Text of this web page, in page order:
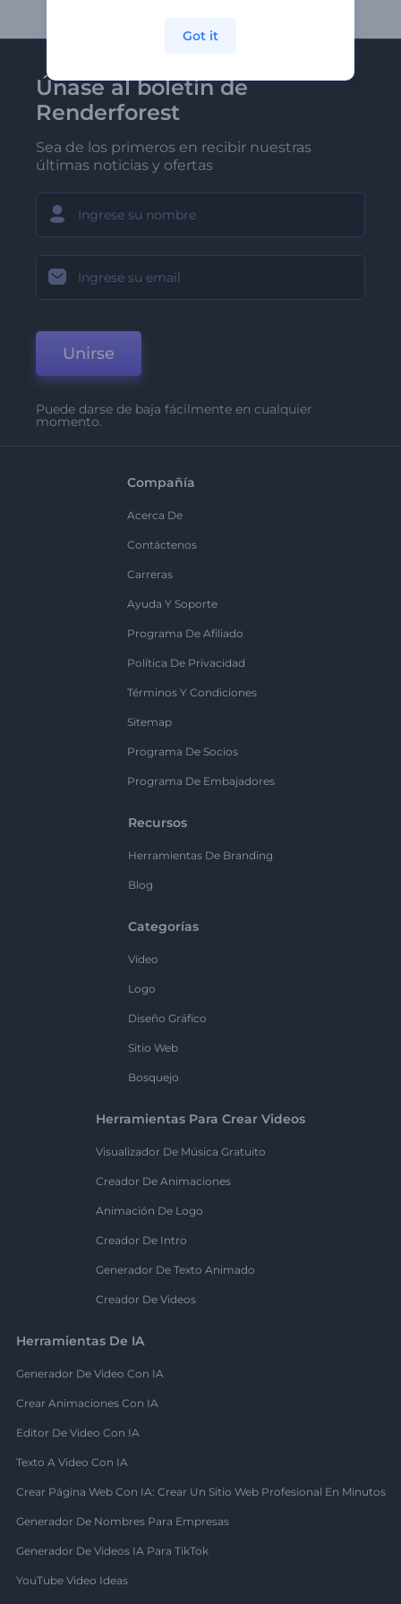
Únase al boletín de
Renderforest
Sea de los primeros en recibir nuestras
últimas noticias y ofertas
Unirse
Puede darse de baja fácilmente en cualquier
momento.
Compañía
Acerca De
Contáctenos
Carreras
Ayuda Y Soporte
Programa De Afiliado
Política De Privacidad
Términos Y Condiciones
Sitemap
Programa De Socios
Programa De Embajadores
Recursos
Herramientas De Branding
Blog
Categorías
Vídeo
Logo
Diseño Gráfico
Sitio Web
Bosquejo
Herramientas Para Crear Videos
Visualizador De Música Gratuito
Creador De Animaciones
Animación De Logo
Creador De Intro
Generador De Texto Animado
Creador De Videos
Herramientas De IA
Generador De Video Con IA
Crear Animaciones Con IA
Editor De Video Con IA
Texto A Video Con IA
Crear Página Web Con IA: Crear Un Sitio Web Profesional En Minutos
Generador De Nombres Para Empresas
Generador De Videos IA Para TikTok
YouTube Video Ideas
Got it